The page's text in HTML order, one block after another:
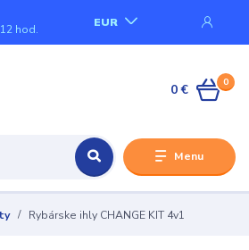
Menu
EUR
hod.
0
0 €
Rybárske ihly CHANGE KIT 4v1